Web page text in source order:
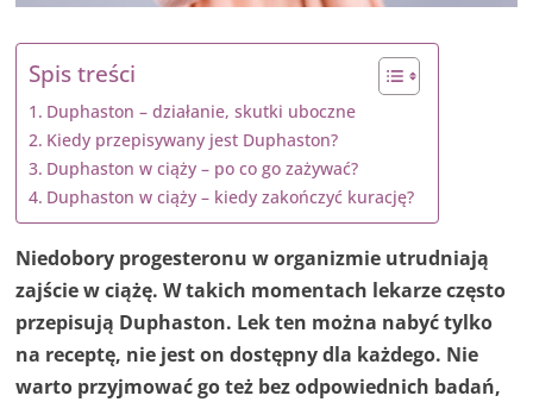
Spis treści
Duphaston – działanie, skutki uboczne
Kiedy przepisywany jest Duphaston?
Duphaston w ciąży – po co go zażywać?
Duphaston w ciąży – kiedy zakończyć kurację?
Niedobory progesteronu w organizmie utrudniają
zajście w ciążę. W takich momentach lekarze często
przepisują Duphaston. Lek ten można nabyć tylko
na receptę, nie jest on dostępny dla każdego. Nie
warto przyjmować go też bez odpowiednich badań,